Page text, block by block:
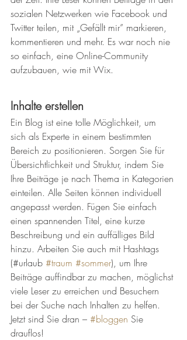
sozialen Netzwerken wie Facebook und
Twitter teilen, mit „Gefällt mir” markieren,
kommentieren und mehr. Es war noch nie
so einfach, eine Online-Community
aufzubauen, wie mit Wix.
Inhalte erstellen
Ein Blog ist eine tolle Möglichkeit, um
sich als Experte in einem bestimmten
Bereich zu positionieren. Sorgen Sie für
Übersichtlichkeit und Struktur, indem Sie
Ihre Beiträge je nach Thema in Kategorien
einteilen. Alle Seiten können individuell
angepasst werden. Fügen Sie einfach
einen spannenden Titel, eine kurze
Beschreibung und ein auffälliges Bild
hinzu. Arbeiten Sie auch mit Hashtags
(#urlaub #traum #sommer), um Ihre
Beiträge auffindbar zu machen, möglichst
viele Leser zu erreichen und Besuchern
bei der Suche nach Inhalten zu helfen.
Jetzt sind Sie dran – #bloggen Sie
drauflos!